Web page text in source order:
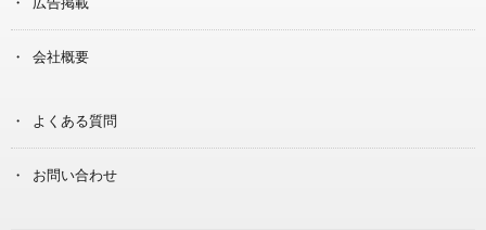
会社概要
よくある質問
お問い合わせ